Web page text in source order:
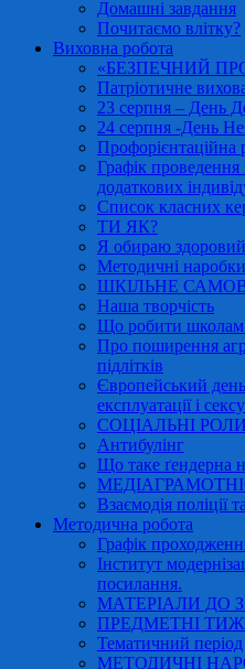
Домашні завдання
Почитаємо влітку?
Виховна робота
«БЕЗПЕЧНИЙ
Патріотичне
23 серпня – День
24 серпня -День
Профорієнтаційна
Графік проведення
додаткових
Список класних
ТИ ЯК?
Я обираю
Методичні наробки
ШКІЛЬНЕ
Наша творчість
Що робити школам
Про поширення
підлітків
Європейський день
експлуатації і
СОЦІАЛЬНІ
Антибулінг
Що таке ґендерна
Взаємодія поліції
Методична робота
Графік
Інститут
посилання.
МАТЕРІАЛИ ДО
ПРЕДМЕТНІ
Тематичний період
МЕТОДИЧНІ